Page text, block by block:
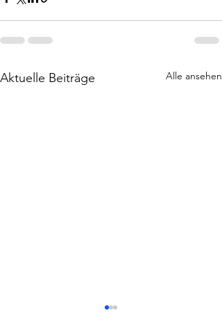
Aktuelle Beiträge Alle ansehen